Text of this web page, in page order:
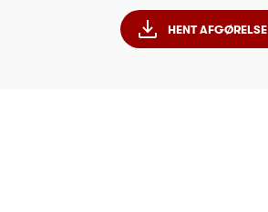
HENT AFGØRELSE